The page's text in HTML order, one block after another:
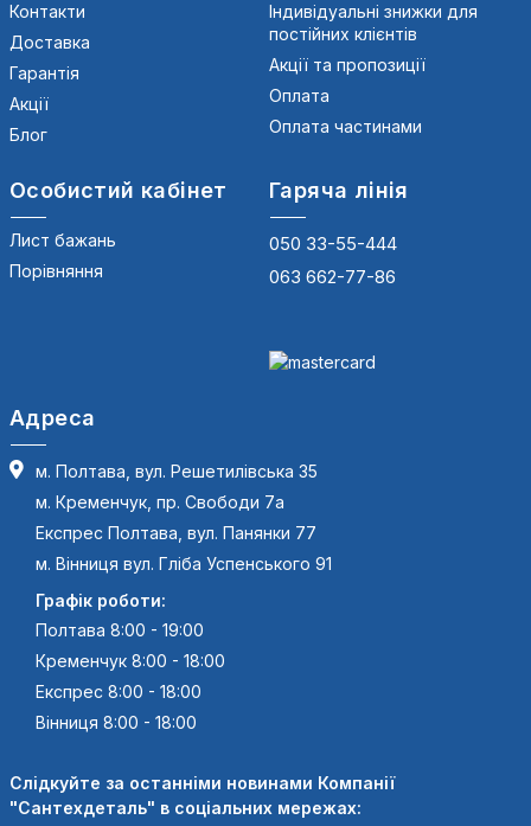
Контакти
Доставка
Гарантія
Акції
Блог
Індивідуальні знижки для
постійних клієнтів
Акції та пропозиції
Оплата
Оплата частинами
Особистий кабінет
Лист бажань
Порівняння
Гаряча лінія
050 33-55-444
063 662-77-86
Адреса
м. Полтава, вул. Решетилівська 35
м. Кременчук, пр. Свободи 7а
Експрес Полтава, вул. Панянки 77
м. Вінниця вул. Гліба Успенського 91
Графік роботи:
Полтава 8:00 - 19:00
Кременчук 8:00 - 18:00
Експрес 8:00 - 18:00
Вінниця 8:00 - 18:00
Слідкуйте за останніми новинами Компанії
"Сантехдеталь" в соціальних мережах: